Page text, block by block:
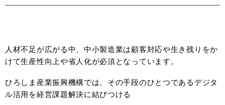
人材不足が広がる中、中小製造業は顧客対応や生き残りをか
けて生産性向上や省人化が必須となっています。
ひろしま産業振興機構では、その手段のひとつであるデジタ
ル活用を経営課題解決に結びつける